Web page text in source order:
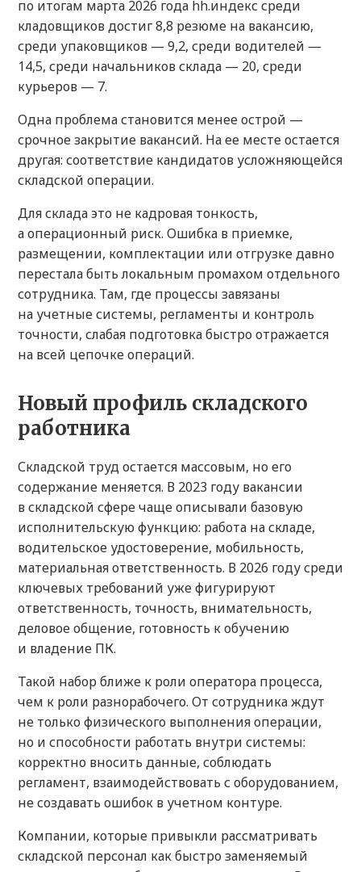
по итогам марта 2026 года hh.индекс среди
кладовщиков достиг 8,8 резюме на вакансию,
среди упаковщиков — 9,2, среди водителей —
14,5, среди начальников склада — 20, среди
курьеров — 7.
Одна проблема становится менее острой —
срочное закрытие вакансий. На ее месте остается
другая: соответствие кандидатов усложняющейся
складской операции.
Для склада это не кадровая тонкость,
а операционный риск. Ошибка в приемке,
размещении, комплектации или отгрузке давно
перестала быть локальным промахом отдельного
сотрудника. Там, где процессы завязаны
на учетные системы, регламенты и контроль
точности, слабая подготовка быстро отражается
на всей цепочке операций.
Новый профиль складского
работника
Складской труд остается массовым, но его
содержание меняется. В 2023 году вакансии
в складской сфере чаще описывали базовую
исполнительскую функцию: работа на складе,
водительское удостоверение, мобильность,
материальная ответственность. В 2026 году среди
ключевых требований уже фигурируют
ответственность, точность, внимательность,
деловое общение, готовность к обучению
и владение ПК.
Такой набор ближе к роли оператора процесса,
чем к роли разнорабочего. От сотрудника ждут
не только физического выполнения операции,
но и способности работать внутри системы:
корректно вносить данные, соблюдать
регламент, взаимодействовать с оборудованием,
не создавать ошибок в учетном контуре.
Компании, которые привыкли рассматривать
складской персонал как быстро заменяемый